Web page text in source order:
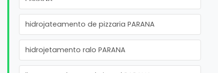
hidrojateamento de pizzaria PARANA
hidrojetamento ralo PARANA